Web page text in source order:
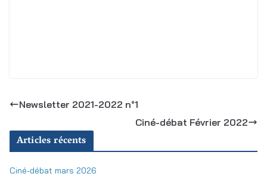
Newsletter 2021-2022 n°1
Ciné-débat Février 2022
Articles récents
Ciné-débat mars 2026